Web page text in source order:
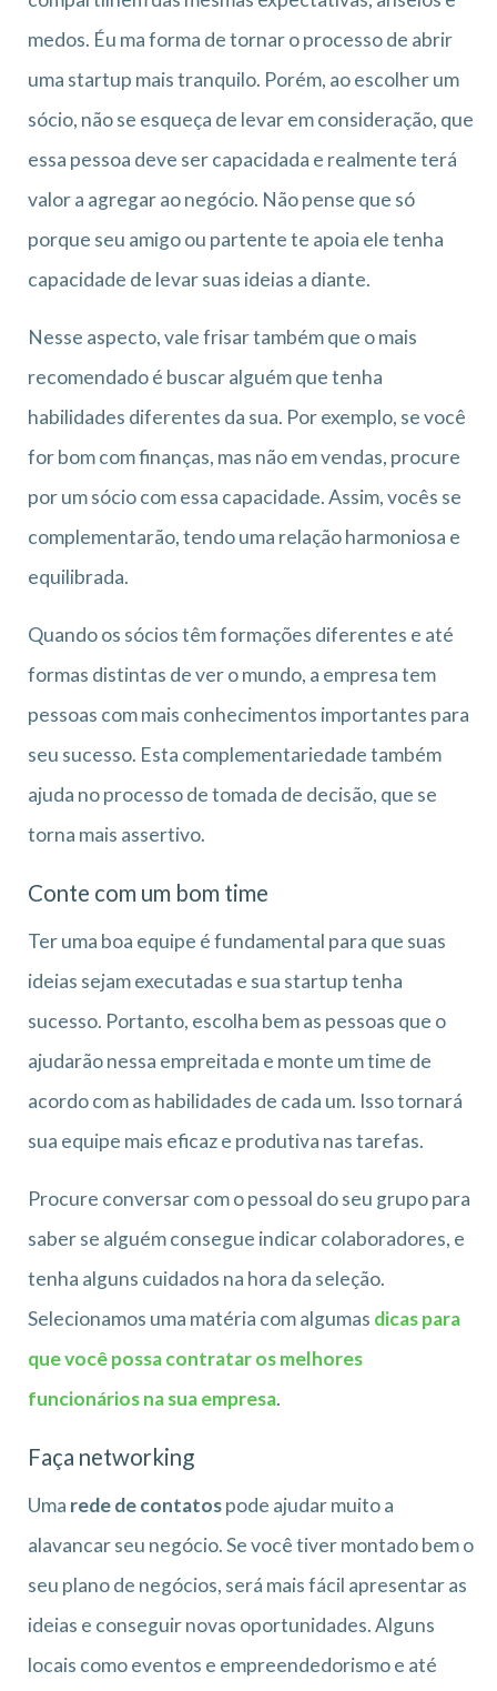
medos. Éu ma forma de tornar o processo de abrir
uma startup mais tranquilo. Porém, ao escolher um
sócio, não se esqueça de levar em consideração, que
essa pessoa deve ser capacidada e realmente terá
valor a agregar ao negócio. Não pense que só
porque seu amigo ou partente te apoia ele tenha
capacidade de levar suas ideias a diante.
Nesse aspecto, vale frisar também que o mais
recomendado é buscar alguém que tenha
habilidades diferentes da sua. Por exemplo, se você
for bom com finanças, mas não em vendas, procure
por um sócio com essa capacidade. Assim, vocês se
complementarão, tendo uma relação harmoniosa e
equilibrada.
Quando os sócios têm formações diferentes e até
formas distintas de ver o mundo, a empresa tem
pessoas com mais conhecimentos importantes para
seu sucesso. Esta complementariedade também
ajuda no processo de tomada de decisão, que se
torna mais assertivo.
Conte com um bom time
Ter uma boa equipe é fundamental para que suas
ideias sejam executadas e sua startup tenha
sucesso. Portanto, escolha bem as pessoas que o
ajudarão nessa empreitada e monte um time de
acordo com as habilidades de cada um. Isso tornará
sua equipe mais eficaz e produtiva nas tarefas.
Procure conversar com o pessoal do seu grupo para
saber se alguém consegue indicar colaboradores, e
tenha alguns cuidados na hora da seleção.
Selecionamos uma matéria com algumas dicas para
que você possa contratar os melhores
funcionários na sua empresa.
Faça networking
Uma rede de contatospode ajudar muito a
alavancar seu negócio. Se você tiver montado bem o
seu plano de negócios, será mais fácil apresentar as
ideias e conseguir novas oportunidades. Alguns
locais como eventos e empreendedorismo e até